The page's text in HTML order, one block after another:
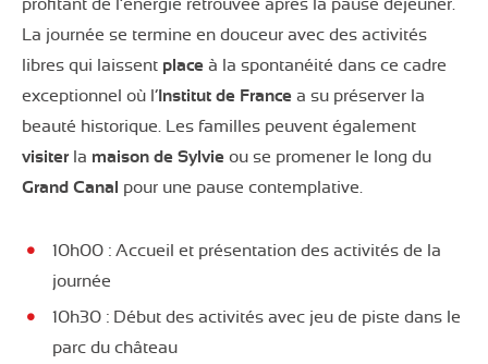
La journée se termine en douceur avec des activités
libres qui laissent place à la spontanéité dans ce cadre
exceptionnel où l’Institut de France a su préserver la
beauté historique. Les familles peuvent également
visiterla maison de Sylvie ou se promener le long du
Grand Canal pour une pause contemplative.
10h00 : Accueil et présentation des activités de la
journée
10h30 : Début des activités avec jeu de piste dans le
parc du château